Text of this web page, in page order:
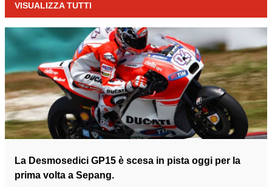
VISUALIZZA TUTTI
o
s
La Desmosedici GP15 è scesa in pista oggi per la
prima volta a Sepang.